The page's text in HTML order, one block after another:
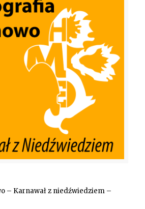
– Karnawał z niedźwiedziem –